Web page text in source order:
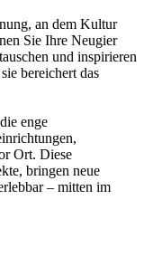
an dem Kultur
Sie Ihre Neugier
und inspirieren
bereichert das
enge
Ort. Diese
bringen neue
– mitten im